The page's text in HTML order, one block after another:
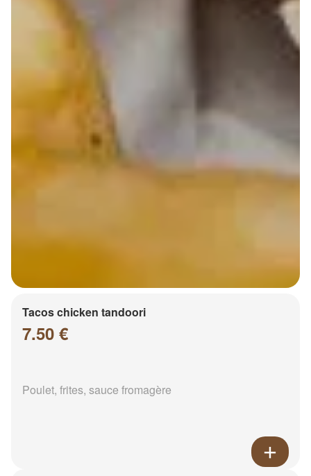
Tacos chicken tandoori
7.50 €
Poulet, frites, sauce fromagère